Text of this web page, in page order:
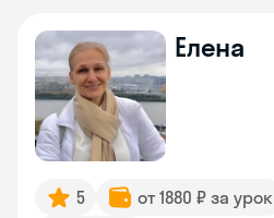
Елена
5 от 1880 ₽ за урок